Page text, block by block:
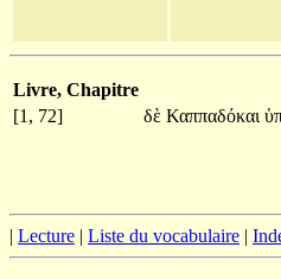
Livre, Chapitre
[1, 72]
δὲ Καππαδόκαι
| Lecture | Liste du vocabulaire |